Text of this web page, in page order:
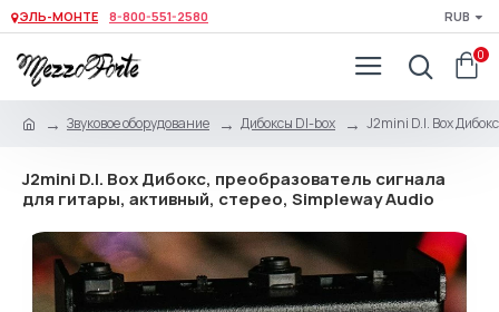
ЭЛЬ-МОНТЕ 8-800-551-2580 RUB
0
Звуковое оборудование Дибоксы DI-box J2mini D.I. Box
J2mini D.I. Box Дибокс, преобразователь сигнала
для гитары, активный, стерео, Simpleway Audio